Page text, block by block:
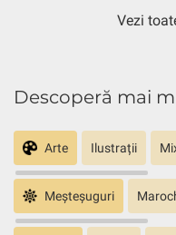
Vezi
Descoperă mai
Arte Ilustrații
Meșteșuguri